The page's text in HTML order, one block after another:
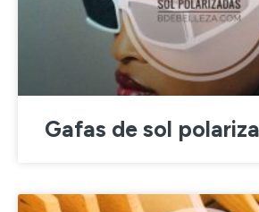
Gafas de sol